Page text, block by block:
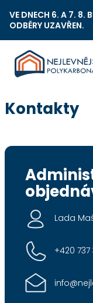
na
obsah
VE DNECH 6. A 7. 8.
ODBĚRY UZAVŘEN.
Kontakty
Lada
+420 737